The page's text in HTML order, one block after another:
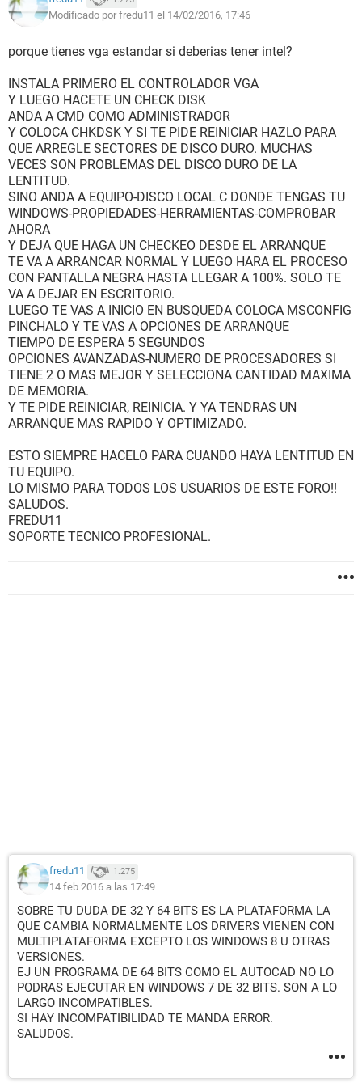
Espero su pronta ayuda, estoy muy frustrado.
descargué, son para sistemas de 64 o 86 bits, y el mío es de
Modificado por fredu11 el 14/02/2016, 17:46
porque tienes vga estandar si deberias tener intel?
INSTALA PRIMERO EL CONTROLADOR VGA
Y LUEGO HACETE UN CHECK DISK
ANDA A CMD COMO ADMINISTRADOR
Y COLOCA CHKDSK Y SI TE PIDE REINICIAR HAZLO PARA
QUE ARREGLE SECTORES DE DISCO DURO. MUCHAS
VECES SON PROBLEMAS DEL DISCO DURO DE LA
LENTITUD.
SINO ANDA A EQUIPO-DISCO LOCAL C DONDE TENGAS TU
WINDOWS-PROPIEDADES-HERRAMIENTAS-COMPROBAR
AHORA
Y DEJA QUE HAGA UN CHECKEO DESDE EL ARRANQUE
TE VA A ARRANCAR NORMAL Y LUEGO HARA EL PROCESO
CON PANTALLA NEGRA HASTA LLEGAR A 100%. SOLO TE
VA A DEJAR EN ESCRITORIO.
LUEGO TE VAS A INICIO EN BUSQUEDA COLOCA MSCONFIG
PINCHALO Y TE VAS A OPCIONES DE ARRANQUE
TIEMPO DE ESPERA 5 SEGUNDOS
OPCIONES AVANZADAS-NUMERO DE PROCESADORES SI
TIENE 2 O MAS MEJOR Y SELECCIONA CANTIDAD MAXIMA
DE MEMORIA.
Y TE PIDE REINICIAR, REINICIA. Y YA TENDRAS UN
ARRANQUE MAS RAPIDO Y OPTIMIZADO.
ESTO SIEMPRE HACELO PARA CUANDO HAYA LENTITUD EN
TU EQUIPO.
LO MISMO PARA TODOS LOS USUARIOS DE ESTE FORO!!
SALUDOS.
FREDU11
SOPORTE TECNICO PROFESIONAL.
fredu11 1.275
14 feb 2016 a las 17:49
SOBRE TU DUDA DE 32 Y 64 BITS ES LA PLATAFORMA LA
QUE CAMBIA NORMALMENTE LOS DRIVERS VIENEN CON
MULTIPLATAFORMA EXCEPTO LOS WINDOWS 8 U OTRAS
VERSIONES.
EJ UN PROGRAMA DE 64 BITS COMO EL AUTOCAD NO LO
PODRAS EJECUTAR EN WINDOWS 7 DE 32 BITS. SON A LO
LARGO INCOMPATIBLES.
SI HAY INCOMPATIBILIDAD TE MANDA ERROR.
SALUDOS.